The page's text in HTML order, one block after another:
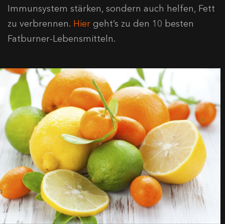
Immunsystem stärken, sondern auch helfen, Fett
zu verbrennen. Hier geht’s zu den 10 besten
Fatburner-Lebensmitteln.